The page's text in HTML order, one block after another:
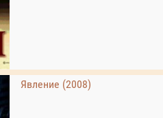
Явление (2008)